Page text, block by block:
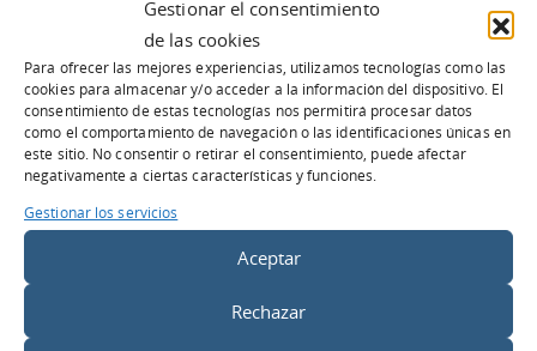
Gestionar el consentimiento
de las cookies
Para ofrecer las mejores experiencias, utilizamos tecnologías como las
cookies para almacenar y/o acceder a la información del dispositivo. El
consentimiento de estas tecnologías nos permitirá procesar datos
como el comportamiento de navegación o las identificaciones únicas en
este sitio. No consentir o retirar el consentimiento, puede afectar
negativamente a ciertas características y funciones.
Gestionar los servicios
Aceptar
Rechazar
interactivos sobre followers, following,
tweets, incluso variables mixtas. Se puede
filtrar por fecha, guardar el gráfico y también
comparar varios usuarios. Muy sencilla,
práctica y visual.
• Twitalyzer: analiza al usuario mostrando
porcentajes de atributos tales como Impact,
Engagement, Influence, Generosity, Clout. Por
otro lado, también ofrece gráficos bastante